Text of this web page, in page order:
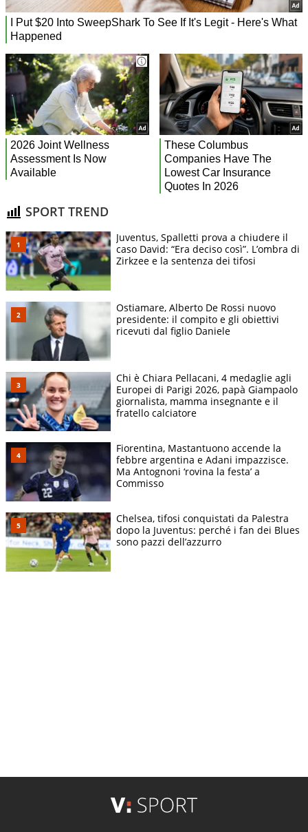
SPORT TREND
Juventus, Spalletti prova a chiudere il
caso David: “Era deciso così”. L’ombra di
Zirkzee e la sentenza dei tifosi
Ostiamare, Alberto De Rossi nuovo
presidente: il compito e gli obiettivi
ricevuti dal figlio Daniele
Chi è Chiara Pellacani, 4 medaglie agli
Europei di Parigi 2026, papà Giampaolo
giornalista, mamma insegnante e il
fratello calciatore
Fiorentina, Mastantuono accende la
febbre argentina e Adani impazzisce.
Ma Antognoni ‘rovina la festa’ a
Commisso
Chelsea, tifosi conquistati da Palestra
dopo la Juventus: perché i fan dei Blues
sono pazzi dell’azzurro